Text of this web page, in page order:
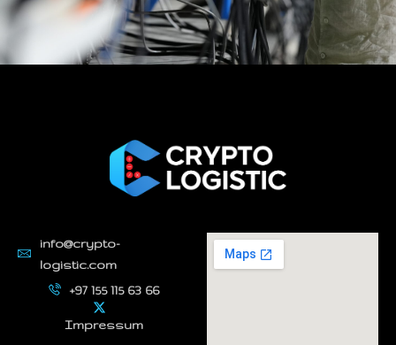
info@crypto-
logistic.com
+97 155 115 63 66
Impressum